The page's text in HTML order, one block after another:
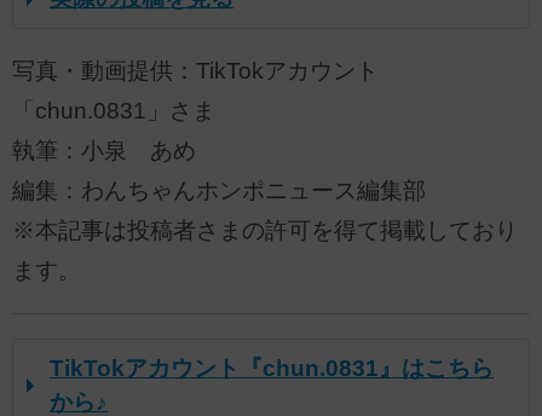
写真・動画提供：TikTokアカウント
「chun.0831」さま
執筆：小泉 あめ
編集：わんちゃんホンポニュース編集部
※本記事は投稿者さまの許可を得て掲載しており
ます。
TikTokアカウント『chun.0831』はこちら
から♪